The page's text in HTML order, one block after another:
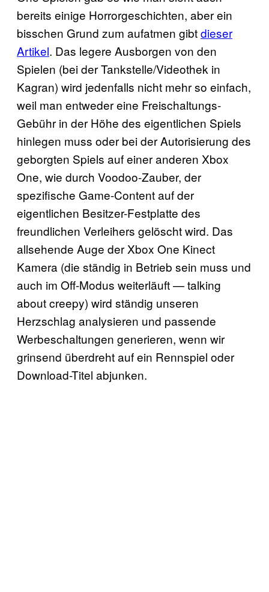
bereits einige Horrorgeschichten, aber ein
bisschen Grund zum aufatmen gibtdieser
Artikel. Das legere Ausborgen von den
Spielen (bei der Tankstelle/Videothek in
Kagran) wird jedenfalls nicht mehr so einfach,
weil man entweder eine Freischaltungs-
Gebühr in der Höhe des eigentlichen Spiels
hinlegen muss oder bei der Autorisierung des
geborgten Spiels auf einer anderen Xbox
One, wie durch Voodoo-Zauber, der
spezifische Game-Content auf der
eigentlichen Besitzer-Festplatte des
freundlichen Verleihers gelöscht wird. Das
allsehende Auge der Xbox One Kinect
Kamera (die ständig in Betrieb sein muss und
auch im Off-Modus weiterläuft — talking
about creepy) wird ständig unseren
Herzschlag analysieren und passende
Werbeschaltungen generieren, wenn wir
grinsend überdreht auf ein Rennspiel oder
Download-Titel abjunken.